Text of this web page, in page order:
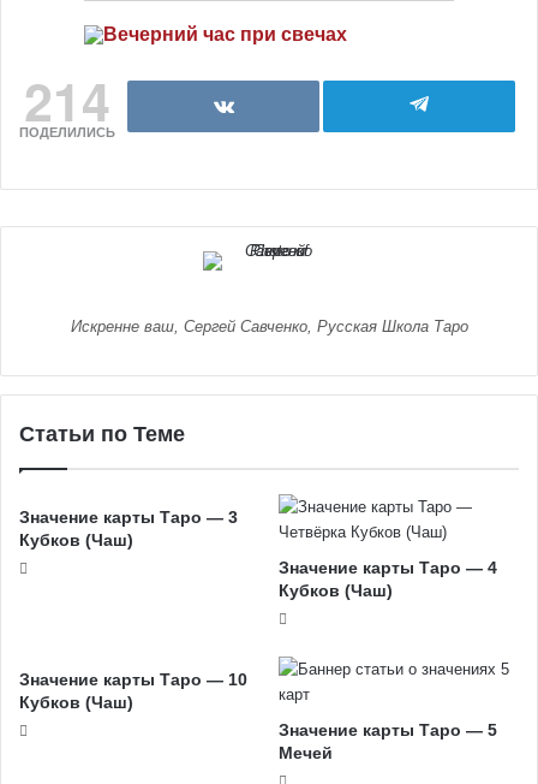
214
ПОДЕЛИЛИСЬ
Искренне ваш, Сергей Савченко, Русская Школа Таро
Статьи по Теме
Значение карты Таро ― 3
Кубков (Чаш)
Значение карты Таро — 4
Кубков (Чаш)
Значение карты Таро — 10
Кубков (Чаш)
Значение карты Таро — 5
Мечей